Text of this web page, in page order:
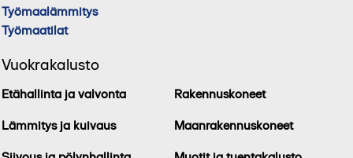
Työmaalämmitys
Työmaatilat
Vuokrakalusto
Etähallinta ja valvonta
Lämmitys ja kuivaus
Rakennuskoneet
Maanrakennuskoneet